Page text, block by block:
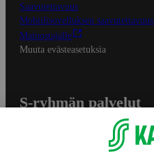
Saavutettavuus
Mobiilisovelluksen saavutettavuus
Mainostajalle
Muuta evästeasetuksia
S-ryhmän palvelut